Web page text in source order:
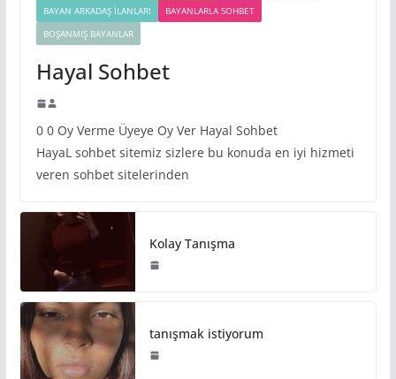
BAYAN ARKADAŞ İLANLARI
BAYANLARLA SOHBET
BOŞANMIŞ BAYANLAR
Hayal Sohbet
0 0 Oy Verme Üyeye Oy Ver Hayal Sohbet
HayaL sohbet sitemiz sizlere bu konuda en iyi hizmeti
veren sohbet sitelerinden
Kolay Tanışma
tanışmak istiyorum